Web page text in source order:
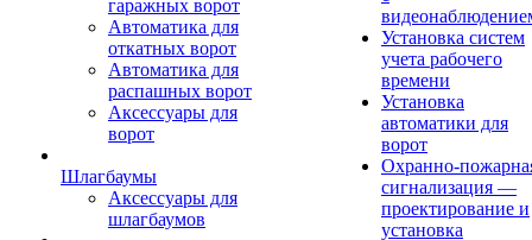
гаражных ворот
Автоматика для
откатных ворот
Автоматика для
распашных ворот
Аксессуары для
ворот
Шлагбаумы
Аксессуары для
шлагбаумов
Установка систем
учета рабочего
времени
Установка
автоматики для
ворот
Охранно-
сигнализация —
проектирование и
установка